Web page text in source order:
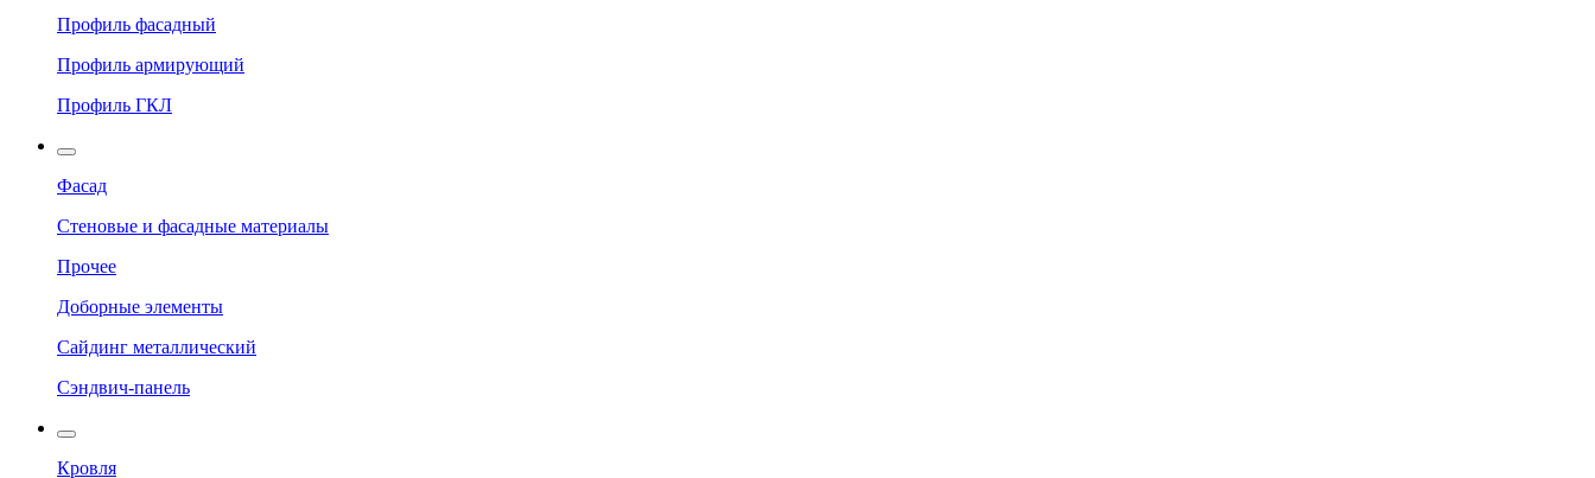
Профиль фасадный
Профиль армирующий
Профиль ГКЛ
Фасад
Стеновые и фасадные материалы
Прочее
Доборные элементы
Сайдинг металлический
Сэндвич-панель
Кровля